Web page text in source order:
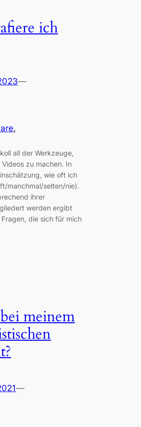
ich
—
all der Werkzeuge,
zu machen. In
wie oft ich
manchmal/selten/nie).
ihrer
werden ergibt
die sich für mich
meinem
—